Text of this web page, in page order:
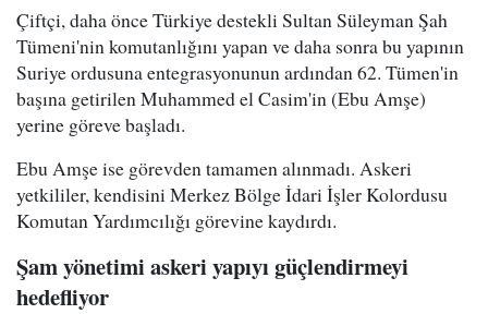
Çiftçi, daha önce Türkiye destekli Sultan Süleyman Şah
Tümeni'nin komutanlığını yapan ve daha sonra bu yapının
Suriye ordusuna entegrasyonunun ardından 62. Tümen'in
başına getirilen Muhammed el Casim'in (Ebu Amşe)
yerine göreve başladı.
Ebu Amşe ise görevden tamamen alınmadı. Askeri
yetkililer, kendisini Merkez Bölge İdari İşler Kolordusu
Komutan Yardımcılığı görevine kaydırdı.
Şam yönetimi askeri yapıyı güçlendirmeyi
hedefliyor